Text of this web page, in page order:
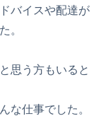
バイスや配達が
。
思う方もいると
な仕事でした。